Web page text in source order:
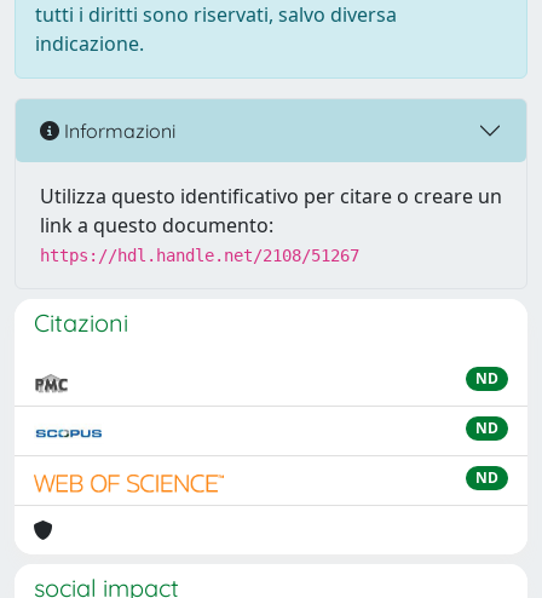
tutti i diritti sono riservati, salvo diversa
indicazione.
Informazioni
Utilizza questo identificativo per citare o creare un
link a questo documento:
https://hdl.handle.net/2108/51267
Citazioni
ND
ND
ND
social impact